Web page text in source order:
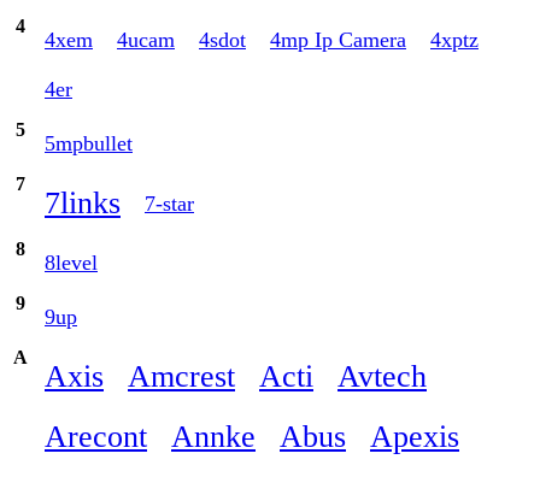
4
4xem 4ucam 4sdot 4mp Ip Camera 4xptz
4er
5
5mpbullet
7
7links 7-star
8
8level
9
9up
A
Axis Amcrest Acti
Avtech
Arecont
Annke Abus
Apexis